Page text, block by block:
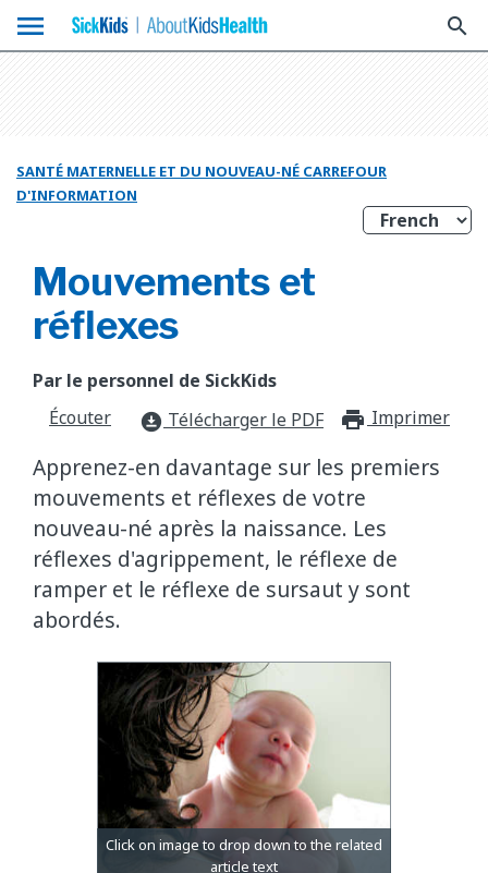
menu search
SANTÉ MATERNELLE ET DU NOUVEAU-NÉ CARREFOUR
D'INFORMATION
Mouvements et
réflexes
Par le personnel de SickKids
Écouter
download_for_offline Télécharger le PDF Imprimer
Apprenez-en davantage sur les premiers
mouvements et réflexes de votre
nouveau-né après la naissance. Les
réflexes d'agrippement, le réflexe de
ramper et le réflexe de sursaut y sont
abordés.